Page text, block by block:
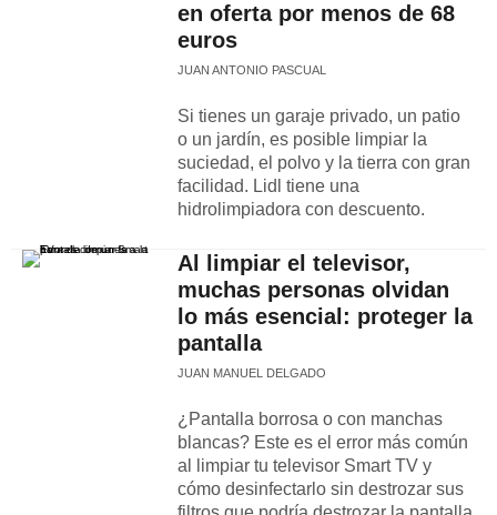
en oferta por menos de 68
euros
JUAN ANTONIO PASCUAL
Si tienes un garaje privado, un patio
o un jardín, es posible limpiar la
suciedad, el polvo y la tierra con gran
facilidad. Lidl tiene una
hidrolimpiadora con descuento.
Al limpiar el televisor,
muchas personas olvidan
lo más esencial: proteger la
pantalla
JUAN MANUEL DELGADO
¿Pantalla borrosa o con manchas
blancas? Este es el error más común
al limpiar tu televisor Smart TV y
cómo desinfectarlo sin destrozar sus